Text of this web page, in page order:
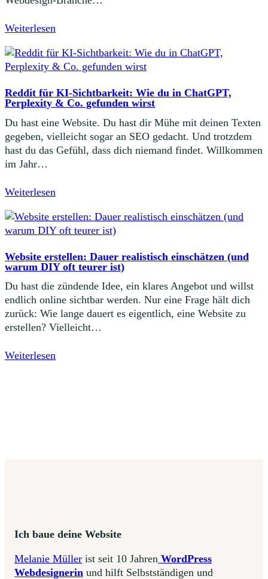
Weiterlesen
Reddit für KI-Sichtbarkeit: Wie du in ChatGPT,
Perplexity & Co. gefunden wirst
Du hast eine Website. Du hast dir Mühe mit deinen Texten
gegeben, vielleicht sogar an SEO gedacht. Und trotzdem
hast du das Gefühl, dass dich niemand findet. Willkommen
im Jahr…
Weiterlesen
Website erstellen: Dauer realistisch einschätzen (und
warum DIY oft teurer ist)
Du hast die zündende Idee, ein klares Angebot und willst
endlich online sichtbar werden. Nur eine Frage hält dich
zurück: Wie lange dauert es eigentlich, eine Website zu
erstellen? Vielleicht…
Weiterlesen
Ich baue deine Website
Melanie Müller ist seit 10 Jahren WordPress
Webdesignerin und hilft Selbstständigen und